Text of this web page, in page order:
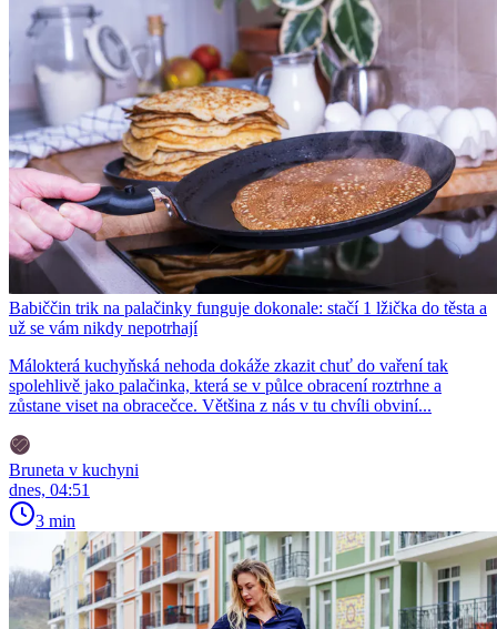
Babiččin trik na palačinky funguje dokonale: stačí 1 lžička do těsta a
už se vám nikdy nepotrhají
Málokterá kuchyňská nehoda dokáže zkazit chuť do vaření tak
spolehlivě jako palačinka, která se v půlce obracení roztrhne a
zůstane viset na obracečce. Většina z nás v tu chvíli obviní...
Bruneta v kuchyni
dnes, 04:51
3 min